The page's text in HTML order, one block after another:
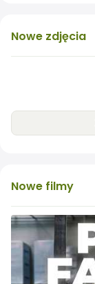
Nowe zdjęcia
Nowe filmy